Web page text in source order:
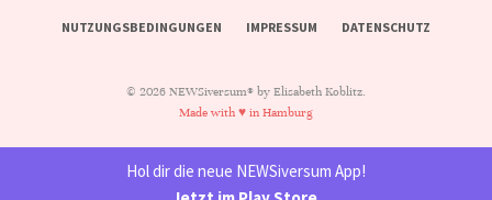
NUTZUNGSBEDINGUNGEN IMPRESSUM DATENSCHUTZ
© 2026 NEWSiversum® by Elisabeth Koblitz.
Made with ♥ in Hamburg
Hol dir die neue NEWSiversum App!